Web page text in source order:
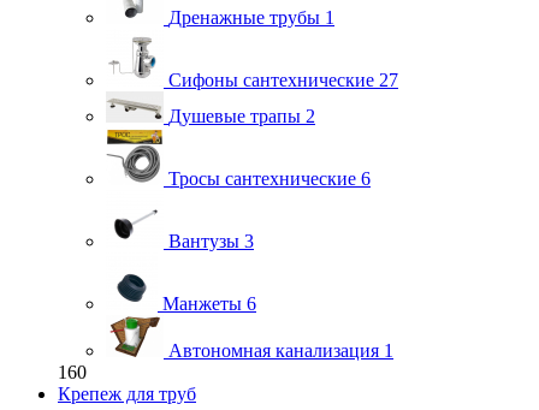
Дренажные трубы 1
Сифоны сантехнические 27
Душевые трапы 2
Тросы сантехнические 6
Вантузы 3
Манжеты 6
Автономная канализация 1
160
Крепеж для труб